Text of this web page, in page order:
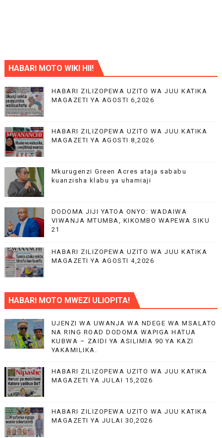
HABARI MOTO WIKI HII!
HABARI ZILIZOPEWA UZITO WA JUU KATIKA
MAGAZETI YA AGOSTI 6,2026
HABARI ZILIZOPEWA UZITO WA JUU KATIKA
MAGAZETI YA AGOSTI 8,2026
Mkurugenzi Green Acres ataja sababu
kuanzisha klabu ya uhamiaji
DODOMA JIJI YATOA ONYO: WADAIWA
VIWANJA MTUMBA, KIKOMBO WAPEWA SIKU
21
HABARI ZILIZOPEWA UZITO WA JUU KATIKA
MAGAZETI YA AGOSTI 4,2026
HABARI MOTO MWEZI ULIOPITA!
UJENZI WA UWANJA WA NDEGE WA MSALATO
NA RING ROAD DODOMA WAPIGA HATUA
KUBWA – ZAIDI YA ASILIMIA 90 YA KAZI
YAKAMILIKA.
HABARI ZILIZOPEWA UZITO WA JUU KATIKA
MAGAZETI YA JULAI 15,2026
HABARI ZILIZOPEWA UZITO WA JUU KATIKA
MAGAZETI YA JULAI 30,2026